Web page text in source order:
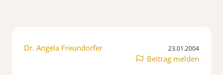
Dr. Angela Freundorfer 23.01.2004
Beitrag melden